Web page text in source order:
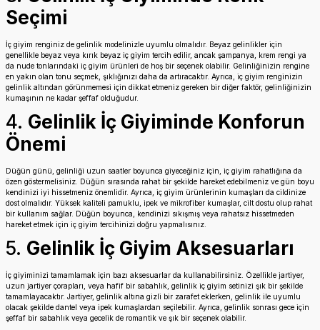
Seçimi
İç giyim renginiz de gelinlik modelinizle uyumlu olmalıdır. Beyaz gelinlikler için
genellikle beyaz veya kırık beyaz iç giyim tercih edilir, ancak şampanya, krem rengi ya
da nude tonlarındaki iç giyim ürünleri de hoş bir seçenek olabilir. Gelinliğinizin rengine
en yakın olan tonu seçmek, şıklığınızı daha da artıracaktır. Ayrıca, iç giyim renginizin
gelinlik altından görünmemesi için dikkat etmeniz gereken bir diğer faktör, gelinliğinizin
kumaşının ne kadar şeffaf olduğudur.
4. Gelinlik İç Giyiminde Konforun
Önemi
Düğün günü, gelinliği uzun saatler boyunca giyeceğiniz için, iç giyim rahatlığına da
özen göstermelisiniz. Düğün sırasında rahat bir şekilde hareket edebilmeniz ve gün boyu
kendinizi iyi hissetmeniz önemlidir. Ayrıca, iç giyim ürünlerinin kumaşları da cildinize
dost olmalıdır. Yüksek kaliteli pamuklu, ipek ve mikrofiber kumaşlar, cilt dostu olup rahat
bir kullanım sağlar. Düğün boyunca, kendinizi sıkışmış veya rahatsız hissetmeden
hareket etmek için iç giyim tercihinizi doğru yapmalısınız.
5. Gelinlik İç Giyim Aksesuarları
İç giyiminizi tamamlamak için bazı aksesuarlar da kullanabilirsiniz. Özellikle jartiyer,
uzun jartiyer çorapları, veya hafif bir sabahlık, gelinlik iç giyim setinizi şık bir şekilde
tamamlayacaktır. Jartiyer, gelinlik altına gizli bir zarafet eklerken, gelinlik ile uyumlu
olacak şekilde dantel veya ipek kumaşlardan seçilebilir. Ayrıca, gelinlik sonrası gece için
şeffaf bir sabahlık veya gecelik de romantik ve şık bir seçenek olabilir.